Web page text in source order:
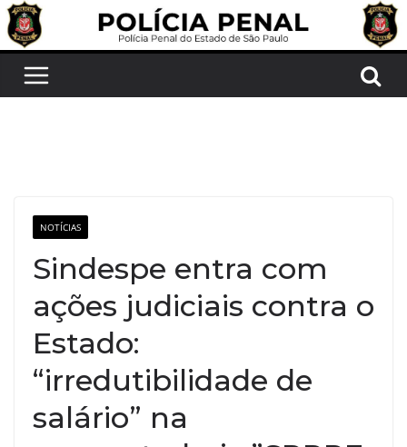
Pular
para
conteúdo
NOTÍCIAS
Sindespe entra com
ações judiciais contra o
Estado:
“irredutibilidade de
salário” na